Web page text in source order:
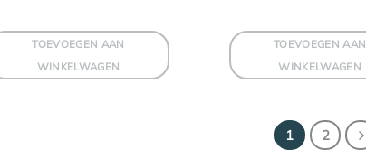
TOEVOEGEN AAN
WINKELWAGEN
TOEVOEGEN AAN
WINKELWAGEN
1 2